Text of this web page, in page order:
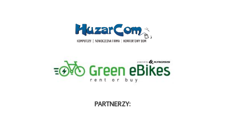
PARTNERZY: